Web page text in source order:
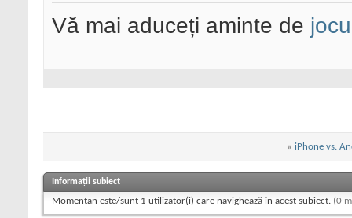
Vă mai aduceți aminte de
« iPhone vs.
Informații subiect
Momentan este/sunt 1 utilizator(i) care navighează în acest subiect. (0